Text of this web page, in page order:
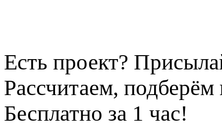
Есть проект?
Рассчитаем,
Бесплатно за 1 час!